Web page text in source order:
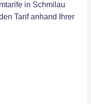
in Schmilau
Tarif anhand Ihrer